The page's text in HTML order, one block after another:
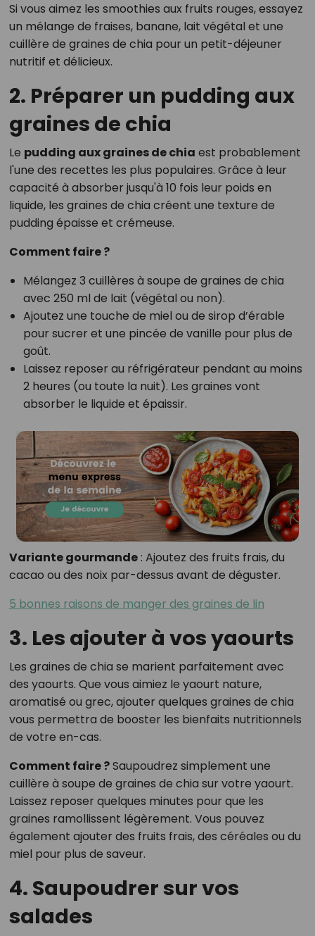
Si vous aimez les smoothies aux fruits rouges, essayez
un mélange de fraises, banane, lait végétal et une
cuillère de graines de chia pour un petit-déjeuner
nutritif et délicieux.
2. Préparer un pudding aux
graines de chia
Le pudding aux graines de chia est probablement
l'une des recettes les plus populaires. Grâce à leur
capacité à absorber jusqu'à 10 fois leur poids en
liquide, les graines de chia créent une texture de
pudding épaisse et crémeuse.
Comment faire ?
Mélangez 3 cuillères à soupe de graines de chia
avec 250 ml de lait (végétal ou non).
Ajoutez une touche de miel ou de sirop d’érable
pour sucrer et une pincée de vanille pour plus de
goût.
Laissez reposer au réfrigérateur pendant au moins
2 heures (ou toute la nuit). Les graines vont
absorber le liquide et épaissir.
Variante gourmande: Ajoutez des fruits frais, du
cacao ou des noix par-dessus avant de déguster.
5 bonnes raisons de manger des graines de lin
3. Les ajouter à vos yaourts
Les graines de chia se marient parfaitement avec
des yaourts. Que vous aimiez le yaourt nature,
aromatisé ou grec, ajouter quelques graines de chia
vous permettra de booster les bienfaits nutritionnels
de votre en-cas.
Comment faire ?Saupoudrez simplement une
cuillère à soupe de graines de chia sur votre yaourt.
Laissez reposer quelques minutes pour que les
graines ramollissent légèrement. Vous pouvez
également ajouter des fruits frais, des céréales ou du
miel pour plus de saveur.
4. Saupoudrer sur vos
salades